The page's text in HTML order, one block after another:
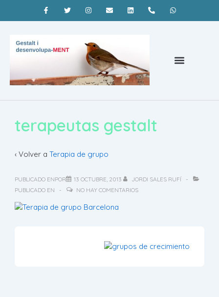
terapeutas gestalt
‹ Volver a Terapia de grupo
PUBLICADO ENPOR 13 OCTUBRE, 2013
JORDI SALES RUFÍ
PUBLICADO EN
NO HAY COMENTARIOS